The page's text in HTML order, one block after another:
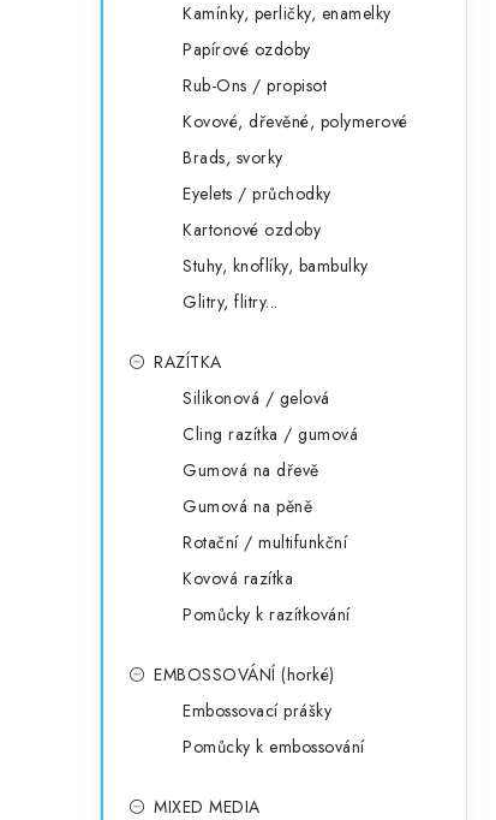
Kamínky, perličky, enamelky
Papírové ozdoby
Rub-Ons / propisot
Kovové, dřevěné, polymerové
Brads, svorky
Eyelets / průchodky
Kartonové ozdoby
Stuhy, knoflíky, bambulky
Glitry, flitry...
RAZÍTKA
Silikonová / gelová
Cling razítka / gumová
Gumová na dřevě
Gumová na pěně
Rotační / multifunkční
Kovová razítka
Pomůcky k razítkování
EMBOSSOVÁNÍ (horké)
Embossovací prášky
Pomůcky k embossování
MIXED MEDIA